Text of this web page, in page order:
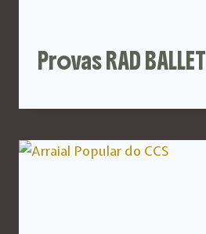
Provas RAD BALLET